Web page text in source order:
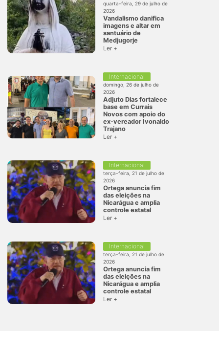
quarta-feira, 29 de julho de
2026
Vandalismo danifica
imagens e altar em
santuário de
Medjugorje
Ler +
Internacional
domingo, 26 de julho de
2026
Adjuto Dias fortalece
base em Currais
Novos com apoio do
ex-vereador Ivonaldo
Trajano
Ler +
Internacional
terça-feira, 21 de julho de
2026
Ortega anuncia fim
das eleições na
Nicarágua e amplia
controle estatal
Ler +
Internacional
terça-feira, 21 de julho de
2026
Ortega anuncia fim
das eleições na
Nicarágua e amplia
controle estatal
Ler +